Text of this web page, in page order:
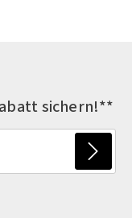
sichern!**